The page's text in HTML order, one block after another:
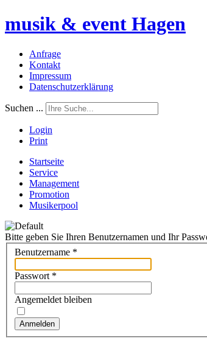
musik & event Hagen
Anfrage
Kontakt
Impressum
Datenschutzerklärung
Suchen ...
Login
Print
Startseite
Service
Management
Promotion
Musikerpool
Bitte geben Sie Ihren Benutzernamen und Ihr
Benutzername *
Passwort*
Angemeldet bleiben
Anmelden